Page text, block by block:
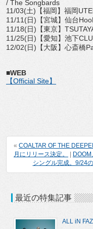
/ The Songbards
11/03(土)【福岡】福岡
11/11(日)【宮城】仙台
11/18(日)【東京】
11/25(日)【愛知】池下
12/02(日)【大阪】心斎橋
■WEB
【Official Site】
« COALTAR OF THE
月にリリース決定。
|
シングル完成。9/24
最近の特集記事
ALL iN